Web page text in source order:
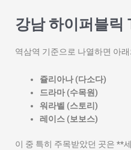
강남 하이퍼블릭
역삼역 기준으로 나열하면 아
쥴리아나 (다소다)
드라마 (수목원)
워라벨 (스토리)
레이스 (보보스)
이 중 특히 주목받았던 곳은 **